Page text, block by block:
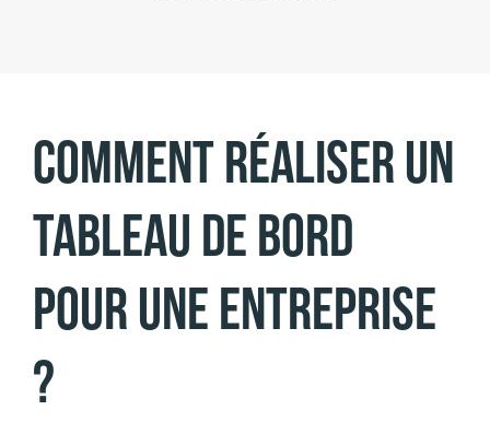
Comment réaliser un
tableau de bord
pour une entreprise
?